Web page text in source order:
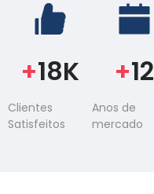
Clientes
Satisfeitos
+18K
Anos de
mercado
+12